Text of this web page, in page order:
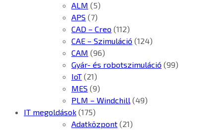
ALM (5)
APS (7)
CAD – Creo (112)
CAE – Szimuláció (124)
CAM (96)
Gyár- és robotszimuláció (99)
IoT (21)
MES (9)
PLM – Windchill (49)
IT megoldások (175)
Adatközpont (21)